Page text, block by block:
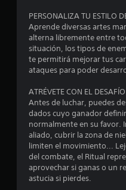
PERSONALIZA TU ESTILO
Aprende diversas artes
alterna libremente entre
situación, los tipos de
te permitirá mejorar tus
ataques para poder
ATRÉVETE CON EL
Antes de luchar, puedes
dados cuyo ganador
normalmente en su favor.
aliado, cubrir la zona de
limiten el movimiento...
del combate, el Ritual
aprovechar si ganas o un
astucia si pierdes.